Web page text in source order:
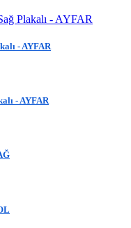
- AYFAR
- AYFAR